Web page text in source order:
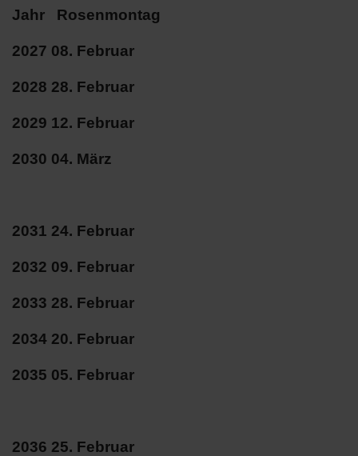
Jahr Rosenmontag
2027 08. Februar
2028 28. Februar
2029 12. Februar
2030 04. März
2031 24. Februar
2032 09. Februar
2033 28. Februar
2034 20. Februar
2035 05. Februar
2036 25. Februar